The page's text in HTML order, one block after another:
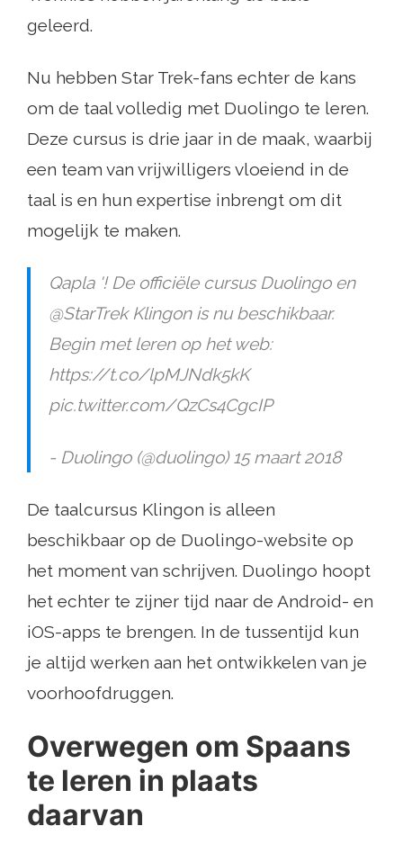
geleerd.
Nu hebben Star Trek-fans echter de kans
om de taal volledig met Duolingo te leren.
Deze cursus is drie jaar in de maak, waarbij
een team van vrijwilligers vloeiend in de
taal is en hun expertise inbrengt om dit
mogelijk te maken.
Qapla '! De officiële cursus Duolingo en
@StarTrek Klingon is nu beschikbaar.
Begin met leren op het web:
https://t.co/lpMJNdk5kK
pic.twitter.com/QzCs4CgcIP
- Duolingo (@duolingo) 15 maart 2018
De taalcursus Klingon is alleen
beschikbaar op de Duolingo-website op
het moment van schrijven. Duolingo hoopt
het echter te zijner tijd naar de Android- en
iOS-apps te brengen. In de tussentijd kun
je altijd werken aan het ontwikkelen van je
voorhoofdruggen.
Overwegen om Spaans
te leren in plaats
daarvan